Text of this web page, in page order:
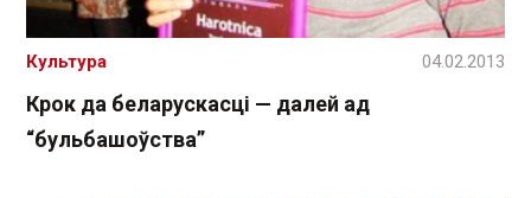
Крок да беларускасці — далей ад
“бульбашоўства”
Культура 04.02.2013